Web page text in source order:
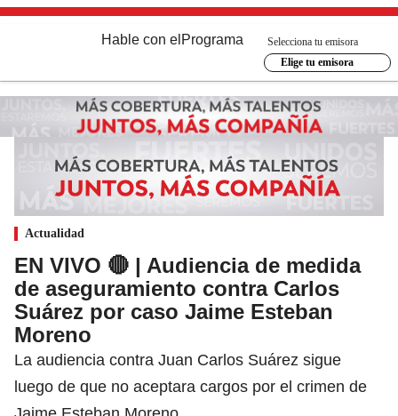
Hable con el Programa
Selecciona tu emisora
Elige tu emisora
Actualidad
EN VIVO 🔴 | Audiencia de medida
de aseguramiento contra Carlos
Suárez por caso Jaime Esteban
Moreno
La audiencia contra Juan Carlos Suárez sigue
luego de que no aceptara cargos por el crimen de